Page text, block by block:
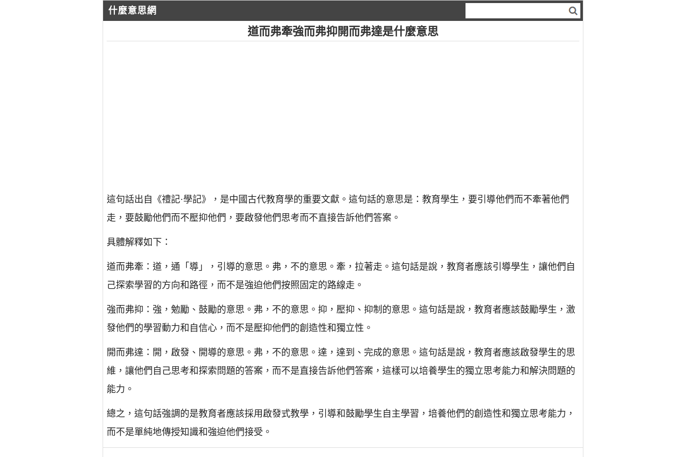
什麼意思網
道而弗牽強而弗抑開而弗達是什麼意思
這句話出自《禮記·學記》，是中國古代教育學的重要文獻。這句話的意思是：教育學生，要引導他們而不牽著他們
走，要鼓勵他們而不壓抑他們，要啟發他們思考而不直接告訴他們答案。
具體解釋如下：
道而弗牽：道，通「導」，引導的意思。弗，不的意思。牽，拉著走。這句話是說，教育者應該引導學生，讓他們自
己探索學習的方向和路徑，而不是強迫他們按照固定的路線走。
強而弗抑：強，勉勵、鼓勵的意思。弗，不的意思。抑，壓抑、抑制的意思。這句話是說，教育者應該鼓勵學生，激
發他們的學習動力和自信心，而不是壓抑他們的創造性和獨立性。
開而弗達：開，啟發、開導的意思。弗，不的意思。達，達到、完成的意思。這句話是說，教育者應該啟發學生的思
維，讓他們自己思考和探索問題的答案，而不是直接告訴他們答案，這樣可以培養學生的獨立思考能力和解決問題的
能力。
總之，這句話強調的是教育者應該採用啟發式教學，引導和鼓勵學生自主學習，培養他們的創造性和獨立思考能力，
而不是單純地傳授知識和強迫他們接受。